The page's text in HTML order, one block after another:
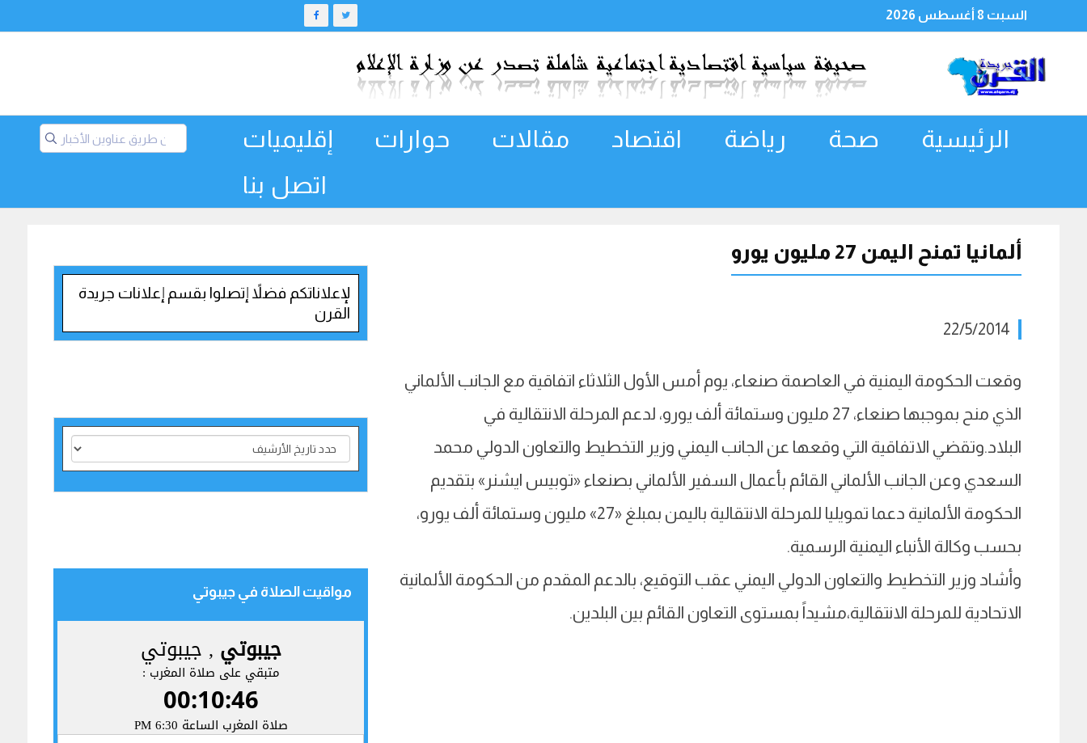
السبت 8 أغسطس 2026
الرئيسية صحة رياضة اقتصاد مقالات حوارات
إقليميات
اتصل بنا
ألمانيا تمنح اليمن 27 مليون يورو
22/5/2014
وقعت الحكومة اليمنية في العاصمة صنعاء، يوم أمس الأول الثلاثاء اتفاقية مع الجانب الألماني
الذي منح بموجبها صنعاء، 27 مليون وستمائة ألف يورو، لدعم المرحلة الانتقالية في
البلاد.وتقضي الاتفاقية التي وقعها عن الجانب اليمني وزير التخطيط والتعاون الدولي محمد
السعدي وعن الجانب الألماني القائم بأعمال السفير الألماني بصنعاء «توبيس ايشنر» بتقديم
الحكومة الألمانية دعما تمويليا للمرحلة الانتقالية باليمن بمبلغ «27» مليون وستمائة ألف يورو،
بحسب وكالة الأنباء اليمنية الرسمية.
وأشاد وزير التخطيط والتعاون الدولي اليمني عقب التوقيع، بالدعم المقدم من الحكومة الألمانية
الاتحادية للمرحلة الانتقالية،مشيداً بمستوى التعاون القائم بين البلدين.
لإعلاناتكم فضلاً إتصلوا بقسم إعلانات جريدة
القرن
مواقيت الصلاة في جيبوتي‎